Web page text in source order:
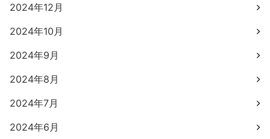
2024年12月
2024年10月
2024年9月
2024年8月
2024年7月
2024年6月